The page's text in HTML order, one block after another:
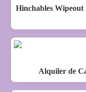
Hinchables
Alquiler de